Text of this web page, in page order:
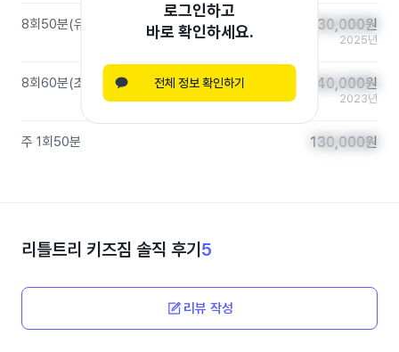
8회 50분(유아/유치부 130,000원
130,000원
2025년
8회60분(초등 저학년 240,000원
240,000원
2023년
주 1회 50분 130,000원
130,000원
로그인하고
바로 확인하세요.
전체 정보 확인하기
리틀트리 키즈짐 솔직 후기 5
리뷰 작성